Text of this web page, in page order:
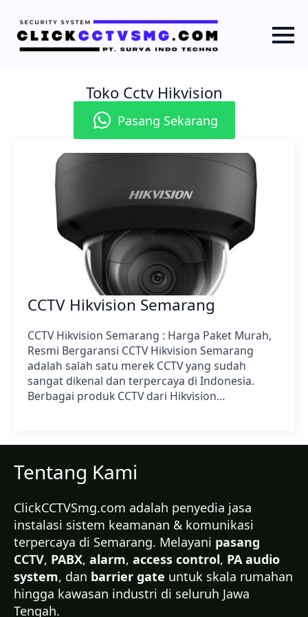
Toko Cctv Hikvision
Pasang Sekarang
CCTV Hikvision Semarang
CCTV Hikvision Semarang : Harga Paket Murah,
Resmi Bergaransi CCTV Hikvision Semarang
adalah salah satu merek CCTV yang sudah
sangat dikenal dan terpercaya di Indonesia.
Berbagai produk CCTV dari Hikvision…
Tentang Kami
ClickCCTVSmg.com adalah penyedia jasa
instalasi sistem keamanan & komunikasi
terpercaya di Semarang. Melayani pasang
CCTV, PABX, alarm, access control, PA audio
system, dan barrier gate untuk skala rumahan
hingga kawasan industri di seluruh Jawa
Tengah.